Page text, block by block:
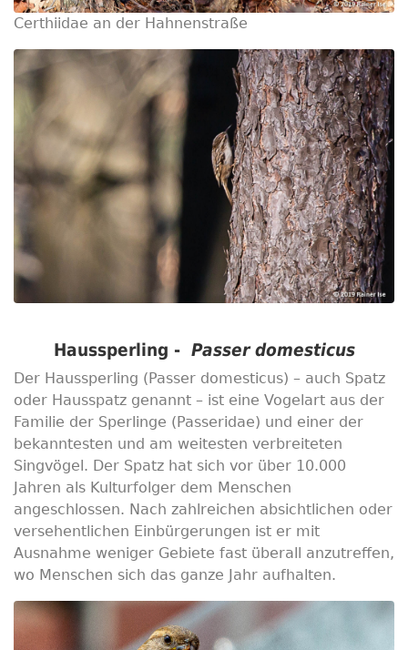
Certhiidae an der Hahnenstraße
Haussperling - Passer domesticus
Der Haussperling (Passer domesticus) – auch Spatz
oder Hausspatz genannt – ist eine Vogelart aus der
Familie der Sperlinge (Passeridae) und einer der
bekanntesten und am weitesten verbreiteten
Singvögel. Der Spatz hat sich vor über 10.000
Jahren als Kulturfolger dem Menschen
angeschlossen. Nach zahlreichen absichtlichen oder
versehentlichen Einbürgerungen ist er mit
Ausnahme weniger Gebiete fast überall anzutreffen,
wo Menschen sich das ganze Jahr aufhalten.